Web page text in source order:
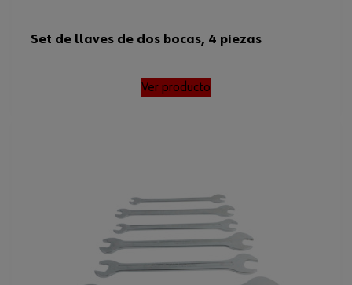
Set de llaves de dos bocas, 4 piezas
Ver producto